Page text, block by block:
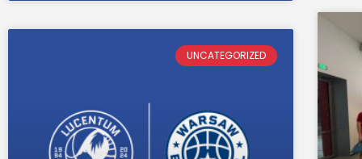
UNCATEGORIZED